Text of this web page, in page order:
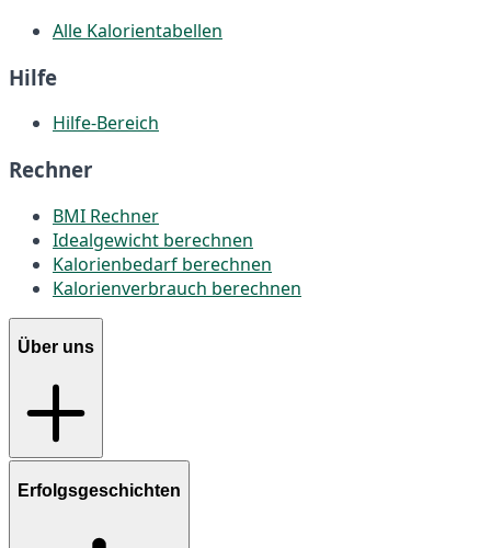
Alle Kalorientabellen
Hilfe
Hilfe-Bereich
Rechner
BMI Rechner
Idealgewicht berechnen
Kalorienbedarf berechnen
Kalorienverbrauch berechnen
Über uns
Erfolgsgeschichten